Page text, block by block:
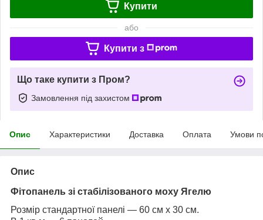
Купити
або
Купити з
Що таке купити з Пром?
Замовлення під захистом
Опис Характеристики Доставка Оплата Умови
Опис
Фітопанель зі стабілізованого моху Ягелю
Розмір стандартної панелі — 60 см х 30 см.